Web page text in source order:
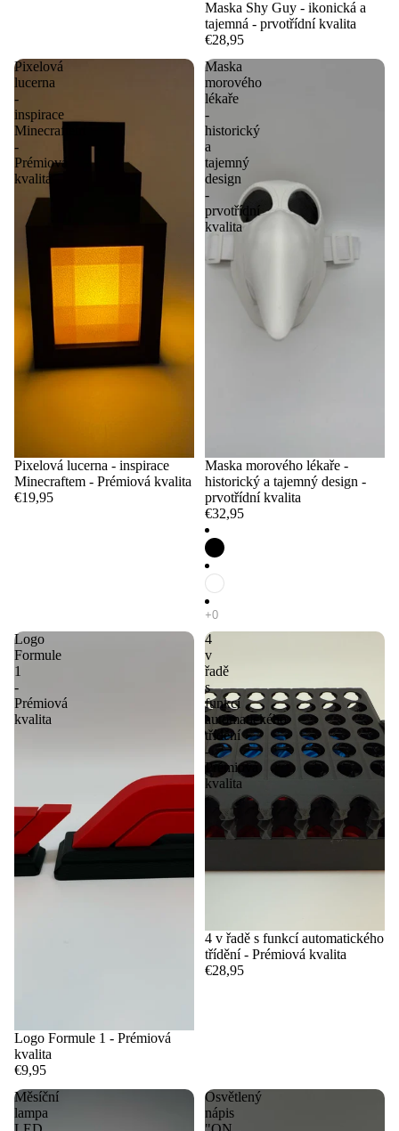
Maska Shy Guy - ikonická a
tajemná - prvotřídní kvalita
€28,95
Pixelová
lucerna
-
inspirace
Minecraftem
-
Prémiová
kvalita
Pixelová lucerna - inspirace
Minecraftem - Prémiová kvalita
€19,95
Maska
morového
lékaře
-
historický
a
tajemný
design
-
prvotřídní
kvalita
Maska morového lékaře -
historický a tajemný design -
prvotřídní kvalita
€32,95
Logo
Formule
1
-
Prémiová
kvalita
Logo Formule 1 - Prémiová
kvalita
€9,95
4
v
řadě
s
funkcí
automatického
třídění
-
Prémiová
kvalita
4 v řadě s funkcí automatického
třídění - Prémiová kvalita
€28,95
Měsíční
lampa
Osvětlený
nápis